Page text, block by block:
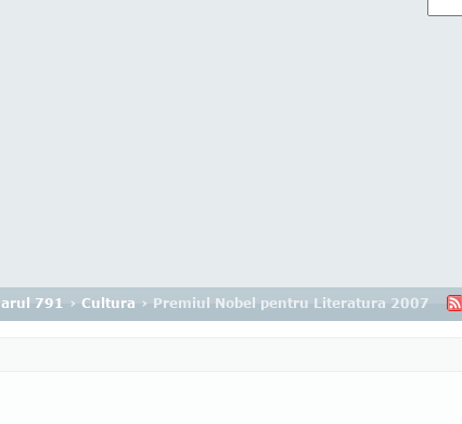
791 › Cultura › Premiul Nobel pentru Literatura 2007